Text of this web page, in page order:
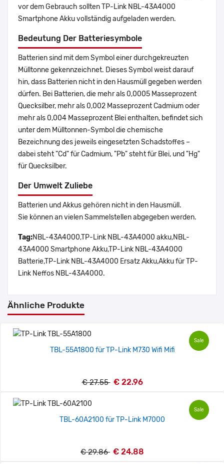
vor dem Gebrauch sollten TP-Link NBL-43A4000
Smartphone Akku vollständig aufgeladen werden.
Bedeutung Der Batteriesymbole
Batterien sind mit dem Symbol einer durchgekreuzten
Mülltonne gekennzeichnet. Dieses Symbol weist darauf
hin, dass Batterien nicht in den Hausmüll gegeben werden
dürfen. Bei Batterien, die mehr als 0,0005 Masseprozent
Quecksilber, mehr als 0,002 Masseprozent Cadmium oder
mehr als 0,004 Masseprozent Blei enthalten, befindet sich
unter dem Mülltonnen-Symbol die chemische
Bezeichnung des jeweils eingesetzten Schadstoffes –
dabei steht "Cd" für Cadmium, "Pb" steht für Blei, und "Hg"
für Quecksilber.
Der Umwelt Zuliebe
Batterien und Akkus gehören nicht in den Hausmüll.
Sie können an vielen Sammelstellen abgegeben werden.
Tag:NBL-43A4000,TP-Link NBL-43A4000 akku,NBL-
43A4000 Smartphone Akku,TP-Link NBL-43A4000
Batterie,TP-Link NBL-43A4000 Ersatz Akku,Akku für TP-
Link Neffos NBL-43A4000.
Ähnliche Produkte
Sale
TBL-55A1800 für TP-Link M730 Wifi Mifi
€ 27.55 € 22.96
Sale
TBL-60A2100 für TP-Link M7000
€ 29.86 € 24.88